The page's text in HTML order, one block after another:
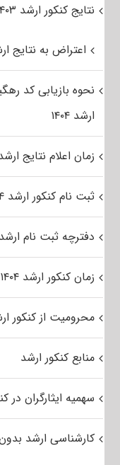
نتایج کنکور ارشد ۱۴۰۳
اعتراض به نتایج ارشد
نحوه بازیابی کد
ارشد ۱۴۰۴
زمان اعلام نتایج
ثبت نام کنکور ارشد ۱۴۰۴
دفترچه ثبت نام ارشد
زمان کنکور ارشد ۱۴۰۴
محرومیت از کنکور
منابع کنکور ارشد
سهمیه ایثارگران در
کارشناسی ارشد بدون